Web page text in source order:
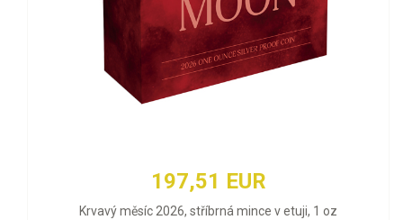
197,51 EUR
Krvavý měsíc 2026, stříbrná mince v etuji, 1 oz